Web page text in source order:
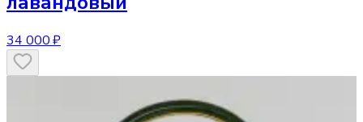
34 000 ₽